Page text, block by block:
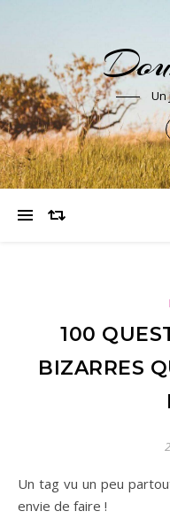
Un
100
BIZARRES
Un tag vu un peu partout sur la blogosphère et que j’ai eu
envie de faire !